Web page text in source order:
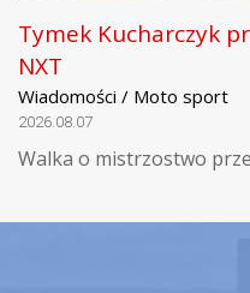
Tymek Kucharczyk
NXT
Wiadomości / Moto sport
2026.08.07
Walka o mistrzostwo